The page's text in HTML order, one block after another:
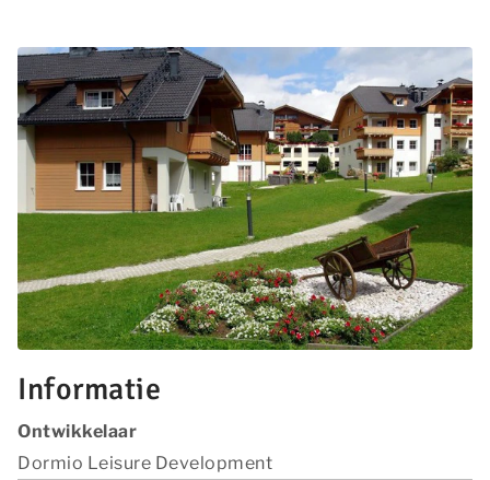
Informatie
Ontwikkelaar
Dormio Leisure Development